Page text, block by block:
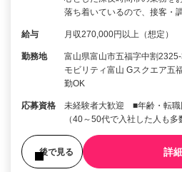
落ち着いているので、接客・
給与 月収270,000円以上（想定）
勤務地
富山県富山市五福字中割
モビリティ富山 Gスクエア五
勤OK
応募資格
未経験者大歓迎 ■年齢・転職
（40～50代で入社した人も
後で見る 詳